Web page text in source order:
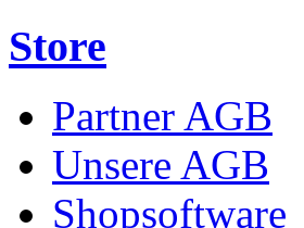
Store
Partner AGB
Unsere AGB
Shopsoftware